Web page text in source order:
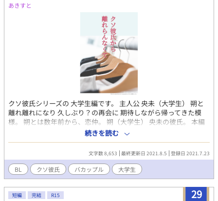
あきすと
クソ彼氏シリーズの 大学生編です。 主人公 央未（大学生） 朔と
離れ離れになり 久しぶり？の再会に 期待しながら帰ってきた模
様。 朔とは数年前から、恋仲。 朔（大学生） 央未の彼氏。 本編
では、クソ彼氏と呼ばれたり 散々だけど、実は根が真面目。 ただ
し、かなりの自由人。 一応、イチャイチャ甘々、えちえち注意を
続きを読む
文字数 8,653 最終更新日 2021.8.5 登録日 2021.7.23
BL クソ彼氏 バカップル 大学生
29
短編 完結 R15